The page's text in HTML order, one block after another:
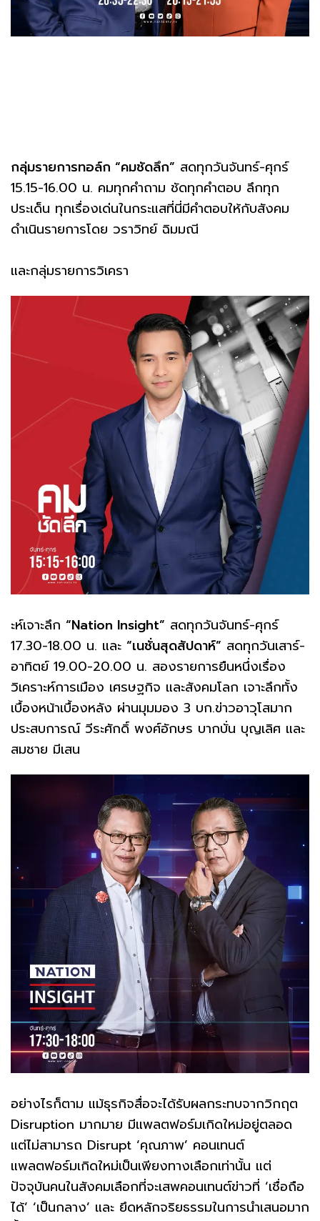
กลุ่มรายการทอล์ก “คมชัดลึก” สดทุกวันจันทร์-ศุกร์
15.15-16.00 น. คมทุกคำถาม ชัดทุกคำตอบ ลึกทุก
ประเด็น ทุกเรื่องเด่นในกระแสที่นี่มีคำตอบให้กับสังคม
ดำเนินรายการโดย วราวิทย์ ฉิมมณี
และกลุ่มรายการวิเครา
ะห์เจาะลึก “Nation Insight” สดทุกวันจันทร์-ศุกร์
17.30-18.00 น. และ “เนชั่นสุดสัปดาห์” สดทุกวันเสาร์-
อาทิตย์ 19.00-20.00 น. สองรายการยืนหนึ่งเรื่อง
วิเคราะห์การเมือง เศรษฐกิจ และสังคมโลก เจาะลึกทั้ง
เบื้องหน้าเบื้องหลัง ผ่านมุมมอง 3 บก.ข่าวอาวุโสมาก
ประสบการณ์ วีระศักดิ์ พงศ์อักษร บากบั่น บุญเลิศ และ
สมชาย มีเสน
อย่างไรก็ตาม แม้ธุรกิจสื่อจะได้รับผลกระทบจากวิกฤต
Disruption มากมาย มีแพลตฟอร์มเกิดใหม่อยู่ตลอด
แต่ไม่สามารถ Disrupt ‘คุณภาพ’ คอนเทนต์
แพลตฟอร์มเกิดใหม่เป็นเพียงทางเลือกเท่านั้น แต่
ปัจจุบันคนในสังคมเลือกที่จะเสพคอนเทนต์ข่าวที่ ‘เชื่อถือ
ได้’ ‘เป็นกลาง’ และ ยึดหลักจริยธรรมในการนำเสนอมาก